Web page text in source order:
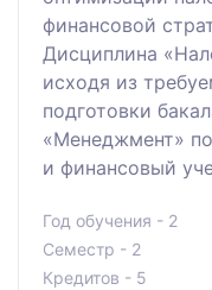
финансовой
Дисциплина
исходя из
подготовки
«Менеджмент»
и финансовый
Год обучения - 2
Семестр - 2
Кредитов - 5